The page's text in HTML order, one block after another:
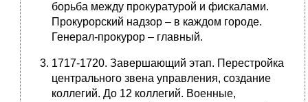
борьба между прокуратурой и фискалами.
Прокурорский надзор – в каждом городе.
Генерал-прокурор – главный.
1717-1720. Завершающий этап. Перестройка
центрального звена управления, создание
коллегий. До 12 коллегий. Военные,